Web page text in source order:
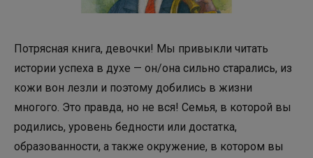
Потрясная книга, девочки! Мы привыкли читать
истории успеха в духе — он/она сильно старались, из
кожи вон лезли и поэтому добились в жизни
многого. Это правда, но не вся! Семья, в которой вы
родились, уровень бедности или достатка,
образованности, а также окружение, в котором вы